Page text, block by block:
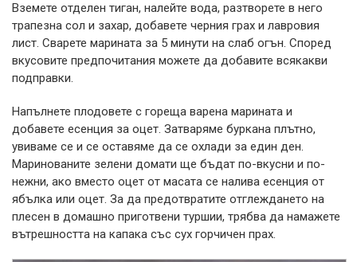
Вземете отделен тиган, налейте вода, разтворете в него
трапезна сол и захар, добавете черния грах и лавровия
лист. Сварете марината за 5 минути на слаб огън. Според
вкусовите предпочитания можете да добавите всякакви
подправки.
Напълнете плодовете с гореща варена марината и
добавете есенция за оцет. Затваряме буркана плътно,
увиваме се и се оставяме да се охлади за един ден.
Маринованите зелени домати ще бъдат по-вкусни и по-
нежни, ако вместо оцет от масата се налива есенция от
ябълка или оцет. За да предотвратите отглеждането на
плесен в домашно приготвени туршии, трябва да намажете
вътрешността на капака със сух горчичен прах.